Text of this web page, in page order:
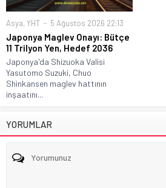
Asya, YHT 5 Ağustos 2026 22:13
Japonya Maglev Onayı: Bütçe
11 Trilyon Yen, Hedef 2036
Japonya'da Shizuoka Valisi
Yasutomo Suzuki, Chuo
Shinkansen maglev hattının
inşaatını...
YORUMLAR